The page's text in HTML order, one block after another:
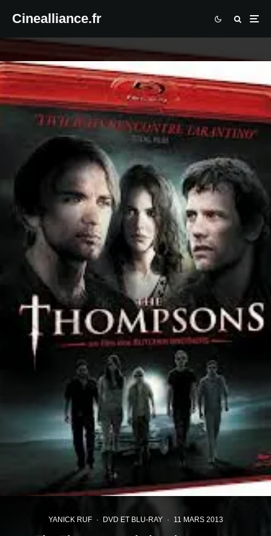
Cinealliance.fr
YANICK RUF · DVD ET BLU-RAY · 11 MARS 2013